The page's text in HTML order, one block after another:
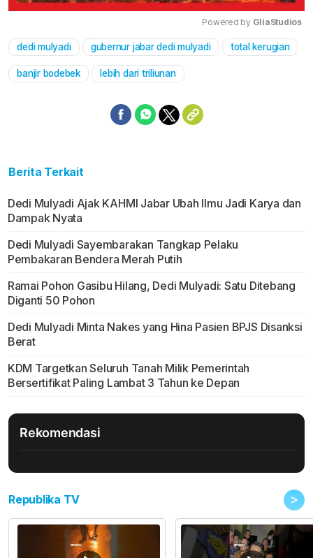
Mute
Powered by GliaStudios
dedi mulyadi gubernur jabar dedi mulyadi total kerugian
banjir bodebek lebih dari triliunan
Berita Terkait
Dedi Mulyadi Ajak KAHMI Jabar Ubah Ilmu Jadi Karya dan
Dampak Nyata
Dedi Mulyadi Sayembarakan Tangkap Pelaku
Pembakaran Bendera Merah Putih
Ramai Pohon Gasibu Hilang, Dedi Mulyadi: Satu Ditebang
Diganti 50 Pohon
Dedi Mulyadi Minta Nakes yang Hina Pasien BPJS Disanksi
Berat
KDM Targetkan Seluruh Tanah Milik Pemerintah
Bersertifikat Paling Lambat 3 Tahun ke Depan
Rekomendasi
Republika TV >